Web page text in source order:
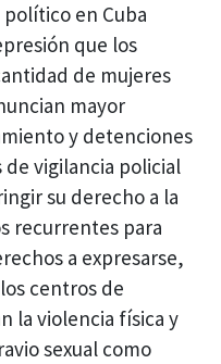
en Cuba
que los
de mujeres
mayor
y detenciones
vigilancia policial
su derecho a la
recurrentes para
a expresarse,
centros de
la violencia física y
sexual como